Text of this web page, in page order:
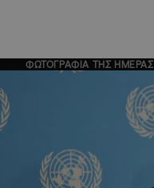
ΦΩΤΟΓΡΑΦΙΑ ΤΗΣ ΗΜΕΡΑΣ